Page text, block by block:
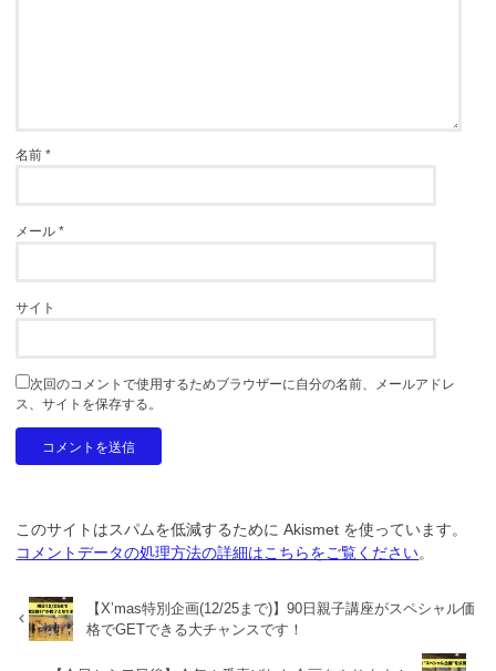
名前*
メール*
サイト
次回のコメントで使用するためブラウザーに自分の名前、メールアドレ
ス、サイトを保存する。
このサイトはスパムを低減するために Akismet を使っています。
コメントデータの処理方法の詳細はこちらをご覧ください。
【X’mas特別企画(12/25まで)】90日親子講座がスペシャル価
格でGETできる大チャンスです！